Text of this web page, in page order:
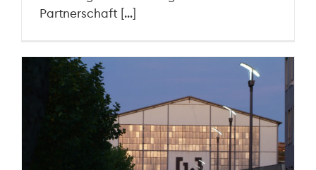
Partnerschaft [...]